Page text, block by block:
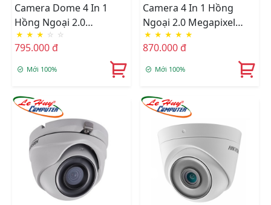
Camera Dome 4 In 1
Hồng Ngoại 2.0
Megapixel HIKVISION
DS-2CE78D3T-IT3F
★ ★ ★ ☆ ☆
795.000 đ
Mới 100%
Camera 4 In 1 Hồng
Ngoại 2.0 Megapixel
HIKVISION DS-
2CE16D3T-IT3F
★ ★ ★ ★ ★
870.000 đ
Mới 100%